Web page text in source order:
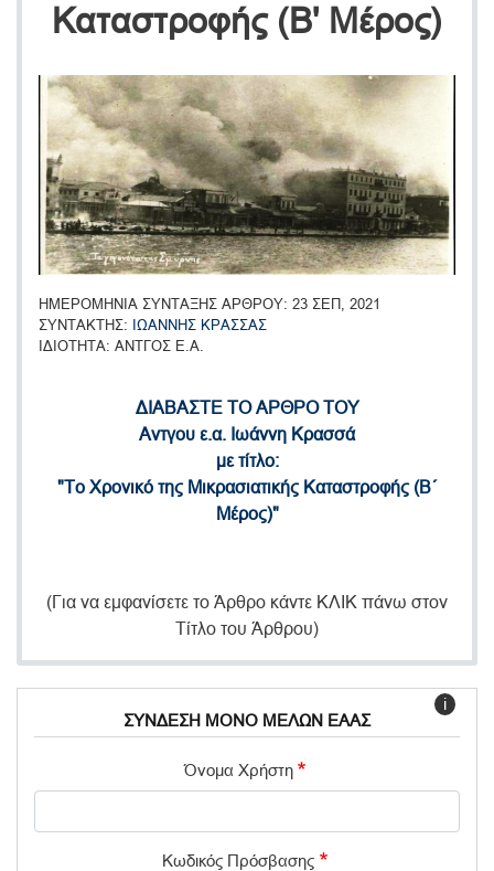
Καταστροφής (Β' Μέρος)
ΗΜΕΡΟΜΗΝΙΑ ΣΥΝΤΑΞΗΣ ΑΡΘΡΟΥ 23 ΣΕΠ, 2021
ΣΥΝΤΑΚΤΗΣ
ΙΩΑΝΝΗΣ ΚΡΑΣΣΑΣ
ΙΔΙΟΤΗΤΑ ΑΝΤΓΟΣ Ε.Α.
ΔΙΑΒΑΣΤΕ ΤΟ ΑΡΘΡΟ ΤΟΥ
Αντγου ε.α. Ιωάννη Κρασσά
με τίτλο:
"Το Χρονικό της Μικρασιατικής Καταστροφής (Β΄
Μέρος)"
(Για να εμφανίσετε το Άρθρο κάντε ΚΛΙΚ πάνω στον
Τίτλο του Άρθρου)
i
ΣΥΝΔΕΣΗ ΜΟΝΟ ΜΕΛΩΝ ΕΑΑΣ
Όνομα Χρήστη
Κωδικός Πρόσβασης